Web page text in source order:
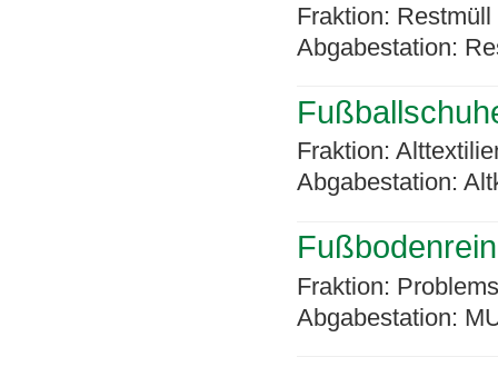
Fraktion: Restmüll
Abgabestation:
Fraktion:
Abgabestation:
Fraktion:
Abgabestation: